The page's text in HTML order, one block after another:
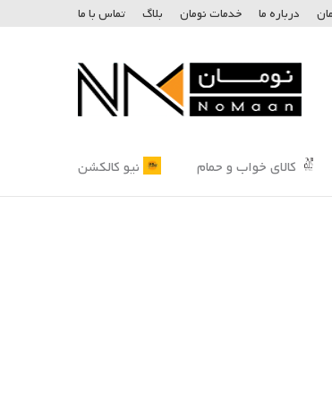
درباره ما خدمات نومان بلاگ تماس با ما
کالای خواب و حمام نیو کالکشن